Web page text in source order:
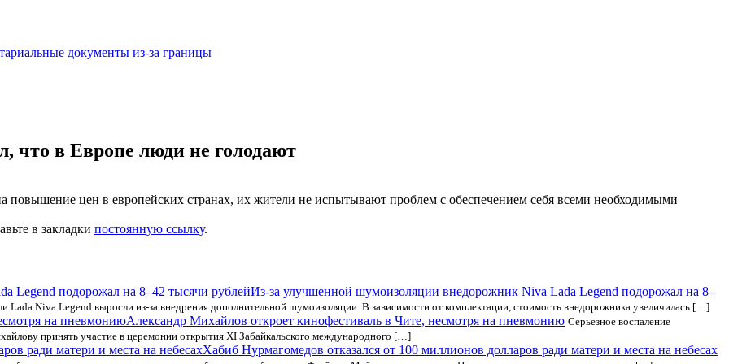
документы из-за границы
что в Европе люди не голодают
повышение цен в европейских странах, их жители не испытывают проблем с обеспечением себя всеми необходимыми
в закладки постоянную ссылку.
Из-за улучшенной шумоизоляции внедорожник Niva Lada Legend подорожал на 8–
Lada Niva Legend выросли из-за внедрения дополнительной шумоизоляции. В зависимости от комплектации, стоимость внедорожника увеличилась […]
Александр Михайлов откроет кинофестиваль в Чите, несмотря на пневмонию Серьезное воспаление
принять участие в церемонии открытия ХI Забайкальского международного […]
Хабиб Нурмагомедов отказался от 100 миллионов долларов ради матери и места на небесах